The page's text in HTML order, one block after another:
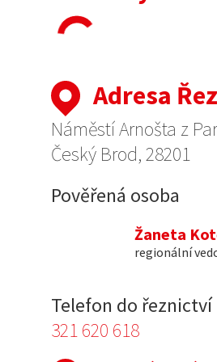
Adresa
Náměstí Arnošta z
Český Brod, 28201
Pověřená osoba
Žaneta
regionální
Telefon do řeznictví
321 620 618